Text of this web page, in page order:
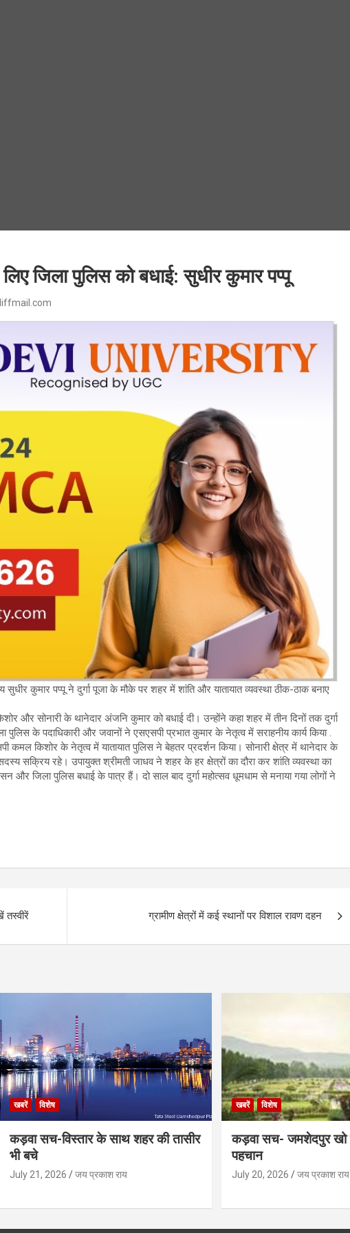
जिला पुलिस को बधाई: सुधीर कुमार पप्पू
कुमार पप्पू ने दुर्गा पूजा के मौके पर शहर में शांति और यातायात व्यवस्था ठीक-ठाक बनाए
और सोनारी के थानेदार अंजनि कुमार को बधाई दी। उन्होंने कहा शहर में तीन दिनों तक दुर्गा
के पदाधिकारी और जवानों ने एसएसपी प्रभात कुमार के नेतृत्व में सराहनीय कार्य किया .
कमल किशोर के नेतृत्व में यातायात पुलिस ने बेहतर प्रदर्शन किया। सोनारी क्षेत्र में थानेदार के
सक्रिय रहे। उपायुक्त श्रीमती जाधव ने शहर के हर क्षेत्रों का दौरा कर शांति व्यवस्था का
और जिला पुलिस बधाई के पात्र हैं। दो साल बाद दुर्गा महोत्सव धूमधाम से मनाया गया लोगों ने
तस्वीरें ग्रामीण क्षेत्रों में कई स्थानों पर विशाल रावण दहन
खबरें विशेष
कड़वा सच-विस्तार के साथ शहर की तासीर
भी बचे
July 21, 2026 जय प्रकाश राय
खबरें विशेष
कड़वा सच- जमशेदपुर खो
पहचान
July 20, 2026 जय प्रकाश राय